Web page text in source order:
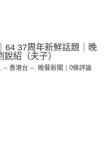
64 37周年新鮮話題｜晚
紹（夫子）
, -- 香港台 --, 晚餐新聞 0條評論